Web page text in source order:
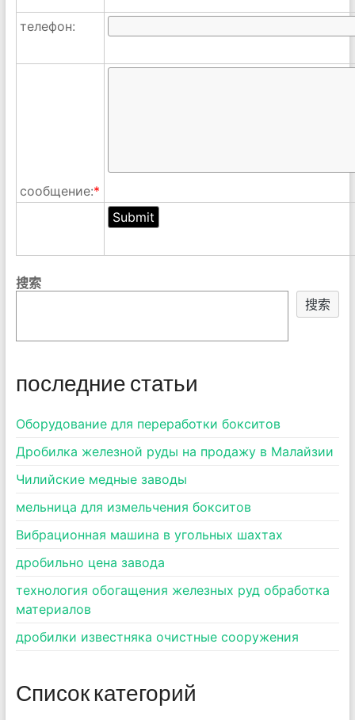
телефон:
сообщение:*
搜索
搜索
последние статьи
Оборудование для переработки бокситов
Дробилка железной руды на продажу в Малайзии
Чилийские медные заводы
мельница для измельчения бокситов
Вибрационная машина в угольных шахтах
дробильно цена завода
технология обогащения железных руд обработка
материалов
дробилки известняка очистные сооружения
Список категорий